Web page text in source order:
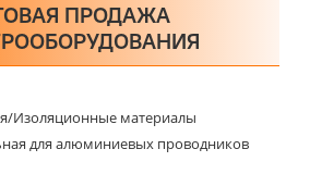
ПРОДАЖА
Изоляционные материалы
для алюминиевых проводников